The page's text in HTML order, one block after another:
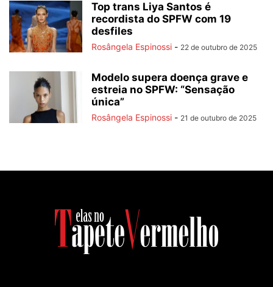
Top trans Liya Santos é
recordista do SPFW com 19
desfiles
Rosângela Espinossi - 22 de outubro de 2025
Modelo supera doença grave e
estreia no SPFW: “Sensação
única”
Rosângela Espinossi - 21 de outubro de 2025